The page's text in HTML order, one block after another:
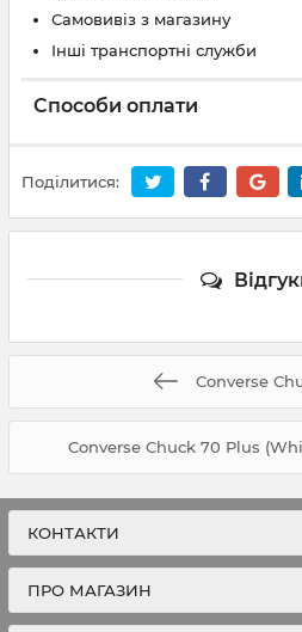
Самовивіз з магазину
Інші транспортні служби
Способи оплати
Поділитися:
Converse
Converse Chuck 70 Plus
КОНТАКТИ
ПРО МАГАЗИН